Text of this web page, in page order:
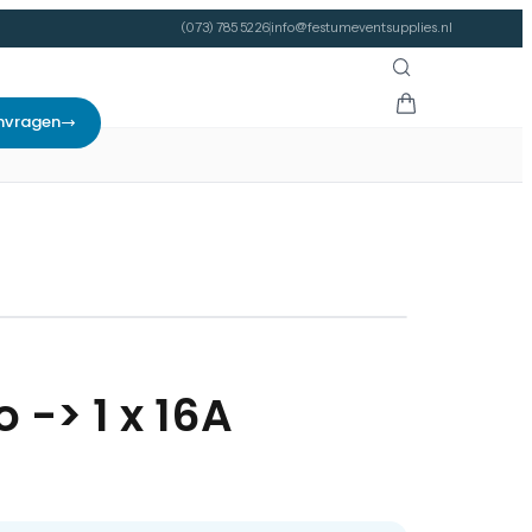
(073) 785 52 26info@festumeventsupplies.nl
> 1 x 16A